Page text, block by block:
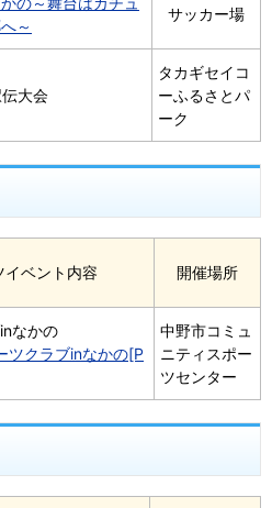
～
サッカー場
大会
タカギセイコ
ーふるさとパ
ーク
イベント内容 開催場所
なかの
ツクラブinなかの[P
中野市コミュ
ニティスポー
ツセンター